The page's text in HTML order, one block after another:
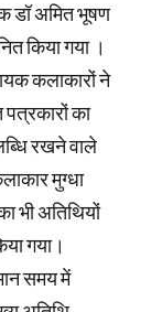
डॉ अमित भूषण
किया गया ।
कलाकारों ने
का
रखने वाले
मुग्धा
भी अतिथियों
गया।
समय में